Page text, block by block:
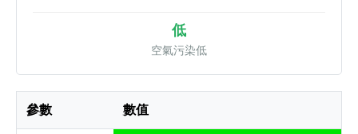
低
空氣污染低
參數 數值